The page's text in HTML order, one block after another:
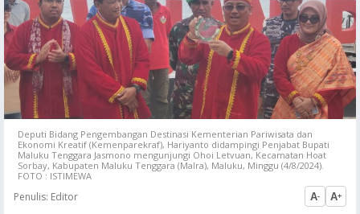
Deputi Bidang Pengembangan Destinasi Kementerian Pariwisata dan
Ekonomi Kreatif (Kemenparekraf), Hariyanto didampingi Penjabat Bupati
Maluku Tenggara Jasmono mengunjungi Ohoi Letvuan, Kecamatan Hoat
Sorbay, Kabupaten Maluku Tenggara (Malra), Maluku, Minggu (4/8/2024).
FOTO : ISTIMEWA
Penulis: Editor A- A+